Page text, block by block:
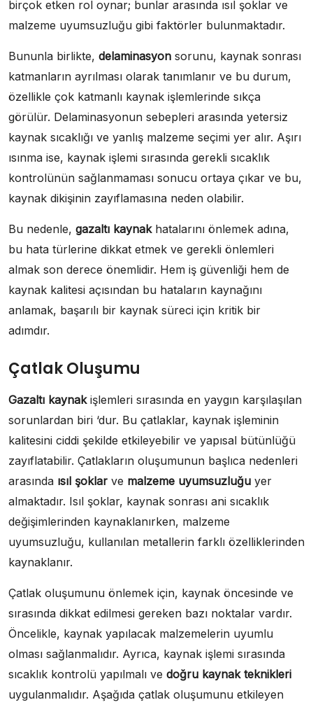
birçok etken rol oynar; bunlar arasında ısıl şoklar ve
malzeme uyumsuzluğu gibi faktörler bulunmaktadır.
Bununla birlikte, delaminasyon sorunu, kaynak sonrası
katmanların ayrılması olarak tanımlanır ve bu durum,
özellikle çok katmanlı kaynak işlemlerinde sıkça
görülür. Delaminasyonun sebepleri arasında yetersiz
kaynak sıcaklığı ve yanlış malzeme seçimi yer alır. Aşırı
ısınma ise, kaynak işlemi sırasında gerekli sıcaklık
kontrolünün sağlanmaması sonucu ortaya çıkar ve bu,
kaynak dikişinin zayıflamasına neden olabilir.
Bu nedenle, gazaltı kaynakhatalarını önlemek adına,
bu hata türlerine dikkat etmek ve gerekli önlemleri
almak son derece önemlidir. Hem iş güvenliği hem de
kaynak kalitesi açısından bu hataların kaynağını
anlamak, başarılı bir kaynak süreci için kritik bir
adımdır.
Çatlak Oluşumu
Gazaltı kaynakişlemleri sırasında en yaygın karşılaşılan
sorunlardan biri ‘dur. Bu çatlaklar, kaynak işleminin
kalitesini ciddi şekilde etkileyebilir ve yapısal bütünlüğü
zayıflatabilir. Çatlakların oluşumunun başlıca nedenleri
arasında ısıl şoklar ve malzeme uyumsuzluğu yer
almaktadır. Isıl şoklar, kaynak sonrası ani sıcaklık
değişimlerinden kaynaklanırken, malzeme
uyumsuzluğu, kullanılan metallerin farklı özelliklerinden
kaynaklanır.
Çatlak oluşumunu önlemek için, kaynak öncesinde ve
sırasında dikkat edilmesi gereken bazı noktalar vardır.
Öncelikle, kaynak yapılacak malzemelerin uyumlu
olması sağlanmalıdır. Ayrıca, kaynak işlemi sırasında
sıcaklık kontrolü yapılmalı ve doğru kaynak teknikleri
uygulanmalıdır. Aşağıda çatlak oluşumunu etkileyen